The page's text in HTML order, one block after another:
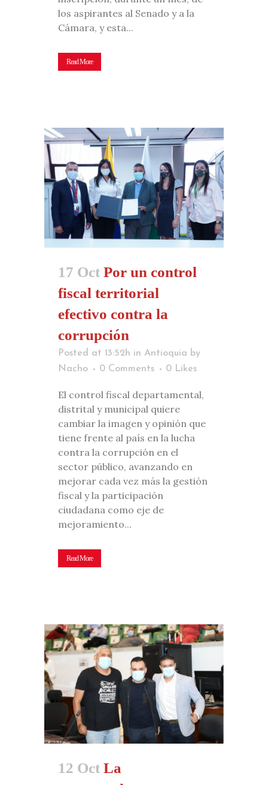
los aspirantes al Senado y a la
Cámara, y esta...
Read More
17 Oct Por un control
fiscal territorial
efectivo contra la
corrupción
Posted at 13:52h in Antioquia by
Nacho
0 Comments 0 Likes
El control fiscal departamental,
distrital y municipal quiere
cambiar la imagen y opinión que
tiene frente al país en la lucha
contra la corrupción en el
sector público, avanzando en
mejorar cada vez más la gestión
fiscal y la participación
ciudadana como eje de
mejoramiento...
Read More
12 Oct La